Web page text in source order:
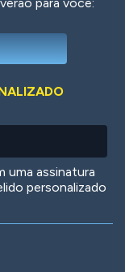
uma assinatura
personalizado